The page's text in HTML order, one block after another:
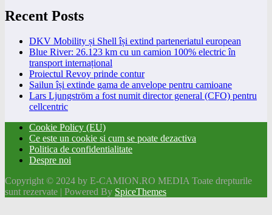
Recent Posts
DKV Mobility și Shell își extind parteneriatul european
Blue River: 26.123 km cu un camion 100% electric în
transport internațional
Proiectul Revoy prinde contur
Sailun își extinde gama de anvelope pentru camioane
Lars Ljungström a fost numit director general (CFO) pentru
cellcentric
Cookie Policy (EU)
Ce este un cookie si cum se poate dezactiva
Politica de confidentialitate
Despre noi
Copyright © 2024 by E-CAMION.RO MEDIA Toate drepturile
sunt rezervate | Powered By SpiceThemes